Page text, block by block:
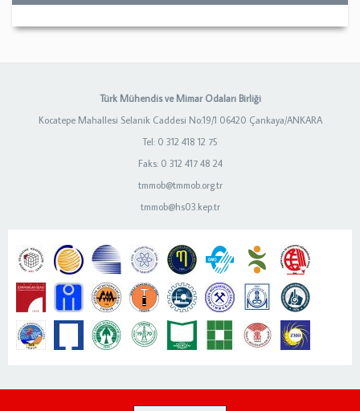
Türk Mühendis ve Mimar Odaları Birliği
Kocatepe Mahallesi Selanik Caddesi No:19/1 06420 Çankaya/ANKARA
Tel: 0 312 418 12 75
Faks: 0 312 417 48 24
tmmob@tmmob.org.tr
tmmob@hs03.kep.tr